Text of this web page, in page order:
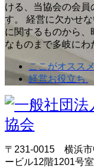
ける、当協会の会員
す。 経営に欠かせ
に関するものから、
なものまで多岐にわ
ここがオスス
経営お役立ち
〒231-0015 横浜市
ービル12階1201号室